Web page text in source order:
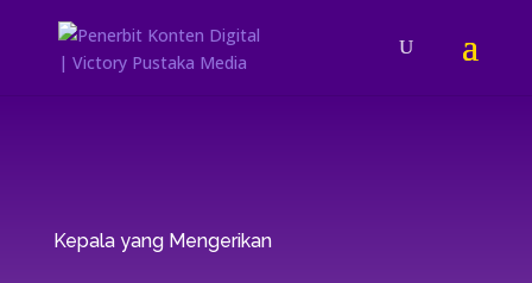
Kepala yang Mengerikan